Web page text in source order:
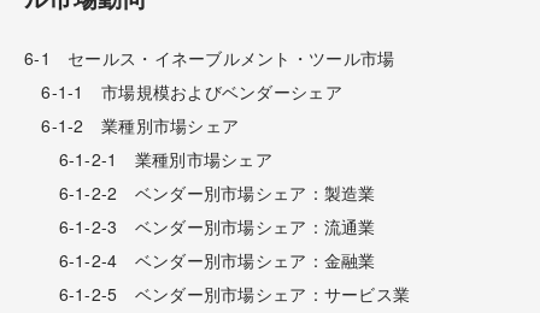
6-1 セールス・イネーブルメント・ツール市場
6-1-1 市場規模およびベンダーシェア
6-1-2 業種別市場シェア
6-1-2-1 業種別市場シェア
6-1-2-2 ベンダー別市場シェア：製造業
6-1-2-3 ベンダー別市場シェア：流通業
6-1-2-4 ベンダー別市場シェア：金融業
6-1-2-5 ベンダー別市場シェア：サービス業